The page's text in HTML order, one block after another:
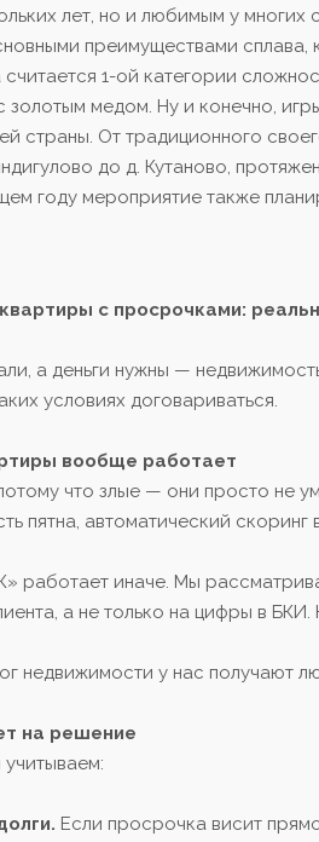
лет, но и любимым у
преимуществами сплава,
1-ой категории
золотым медом. Ну и конечно,
страны. От традиционного
до д. Кутаново,
году мероприятие также
с просрочками:
а деньги нужны —
условиях договариваться.
вообще работает
что злые — они просто не
пятна, автоматический
работает иначе. Мы
а не только на цифры в
недвижимости у нас получают
на решение
Если просрочка висит